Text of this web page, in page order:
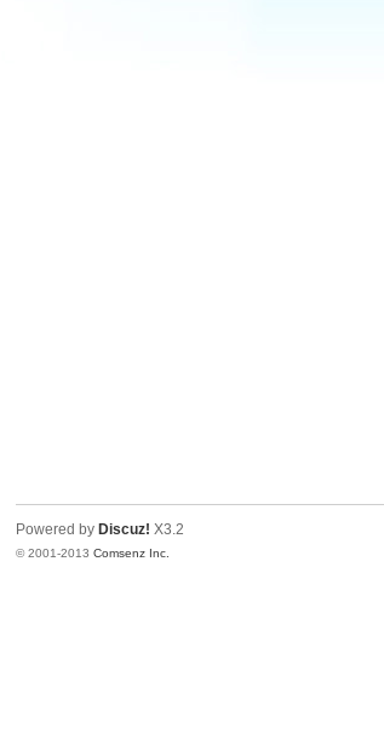
Powered by Discuz! X3.2
© 2001-2013Comsenz Inc.